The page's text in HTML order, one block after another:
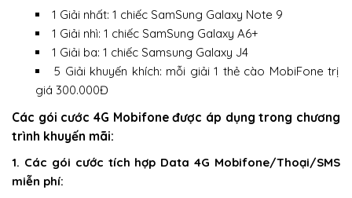
1 Giải nhất: 1 chiếc SamSung Galaxy Note 9
1 Giải nhì: 1 chiếc SamSung Galaxy A6+
1 Giải ba: 1 chiếc Samsung Galaxy J4
5 Giải khuyến khích: mỗi giải 1 thẻ cào MobiFone trị
giá 300.000Đ
Các gói cước 4G Mobifone được áp dụng trong chương
trình khuyến mãi:
1. Các gói cước tích hợp Data 4G Mobifone/Thoại/SMS
miễn phí: